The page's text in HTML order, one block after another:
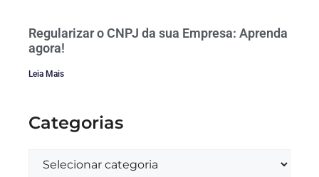
Regularizar o CNPJ da sua Empresa: Aprenda
agora!
Leia Mais
Categorias